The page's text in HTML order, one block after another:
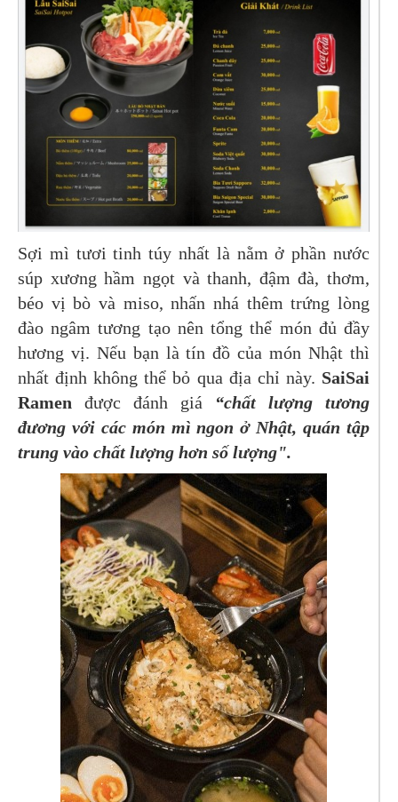
Sợi mì tươi tinh túy nhất là nằm ở phần nước
súp xương hầm ngọt và thanh, đậm đà, thơm,
béo vị bò và miso, nhấn nhá thêm trứng lòng
đào ngâm tương tạo nên tổng thể món đủ đầy
hương vị. Nếu bạn là tín đồ của món Nhật thì
nhất định không thể bỏ qua địa chỉ này. SaiSai
Ramen được đánh giá “chất lượng tương
đương với các món mì ngon ở Nhật, quán tập
trung vào chất lượng hơn số lượng".